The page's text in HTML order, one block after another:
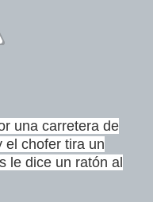
una carretera de
el chofer tira un
le dice un ratón al